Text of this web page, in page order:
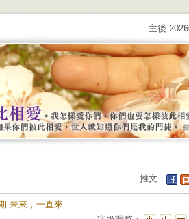
主後
推文：
未來，一直來